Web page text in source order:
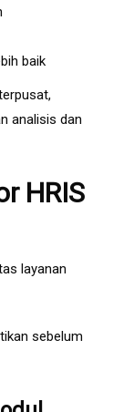
baik
analisis dan
HRIS
layanan
sebelum